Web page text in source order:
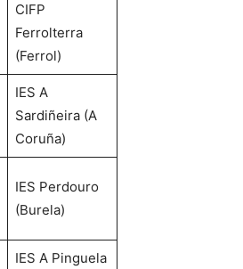
CIFP
Ferrolterra
(Ferrol)
IES A
Sardiñeira (A
Coruña)
IES Perdouro
(Burela)
IES A Pinguela